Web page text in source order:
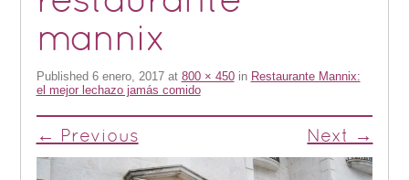
mannix
Published 6 enero, 2017at 800 × 450in Restaurante Mannix:
el mejor lechazo jamás comido
← Previous Next →